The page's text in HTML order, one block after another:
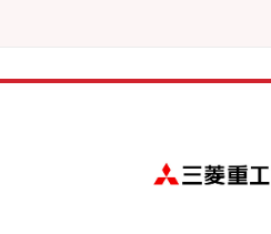
・修繕工事など含め年間50~100件
名の社員が責任者として常駐して
本の実践・安全・安定運転、稼働率
：5年程度■週末・休日等の一時帰